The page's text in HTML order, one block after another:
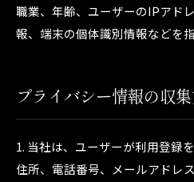
職業、年齢、ユーザーのIPアド
報、端末の個体識別情報などを指
プライバシー情報の収
1. 当社は、ユーザーが利用登録
住所、電話番号、メールアドレ